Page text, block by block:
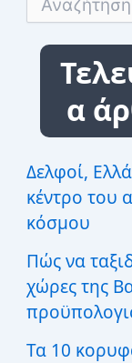
ι
α
α
Δελφοί,
κέντρο του
κόσμου
Πώς να
χώρες της
Τα 10